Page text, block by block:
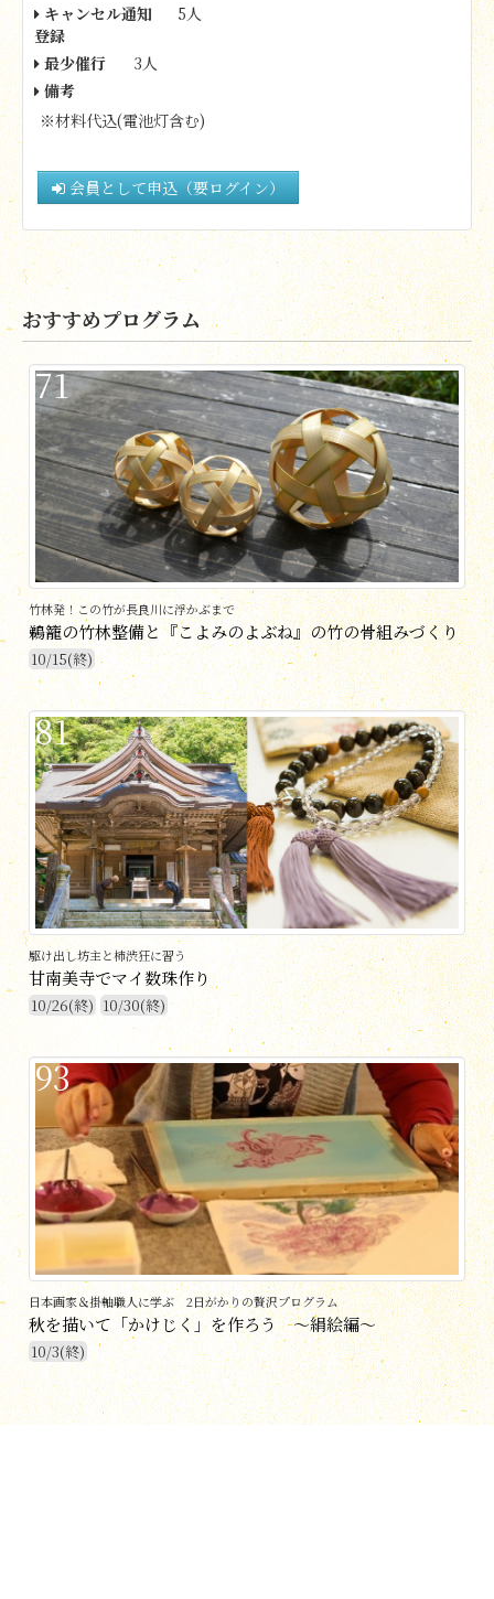
キャンセル通知
登録
5人
最少催行
3人
備考
※材料代込(電池灯含む)
会員として申込（要ログイン）
おすすめプログラム
71
竹林発！この竹が長良川に浮かぶまで
鵜籠の竹林整備と『こよみのよぶね』の竹の骨組みづくり
10/15(終)
81
駆け出し坊主と柿渋狂に習う
甘南美寺でマイ数珠作り
10/26(終) 10/30(終)
93
日本画家＆掛軸職人に学ぶ 2日がかりの贅沢プログラム
秋を描いて「かけじく」を作ろう ～絹絵編～
10/3(終)